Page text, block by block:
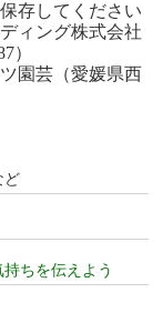
存してください
ィング株式会社
）
園芸（愛媛県西
ど
ちを伝えよう